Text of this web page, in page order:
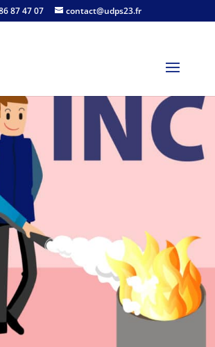
87 47 07 contact@udps23.fr
Prévention et lutte contre l’incendie : INC